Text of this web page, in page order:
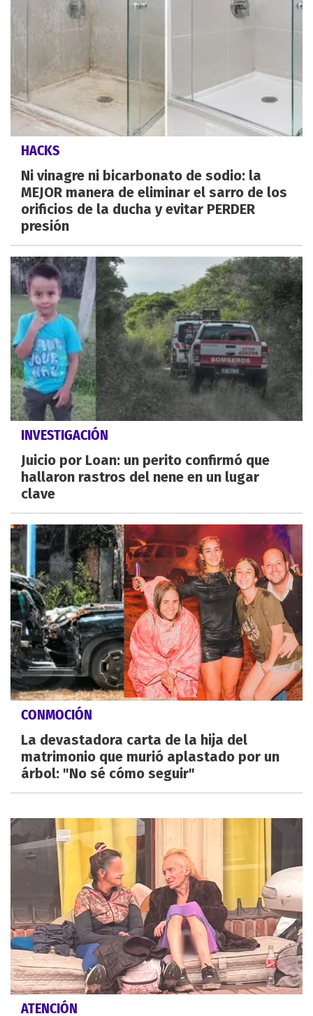
HACKS
Ni vinagre ni bicarbonato de sodio: la
MEJOR manera de eliminar el sarro de los
orificios de la ducha y evitar PERDER
presión
INVESTIGACIÓN
Juicio por Loan: un perito confirmó que
hallaron rastros del nene en un lugar
clave
CONMOCIÓN
La devastadora carta de la hija del
matrimonio que murió aplastado por un
árbol: "No sé cómo seguir"
ATENCIÓN